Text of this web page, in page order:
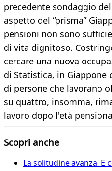
precedente sondaggio
aspetto del “prisma”
pensioni non sono
di vita dignitoso.
cercare una nuova
di Statistica, in Giappone
di persone che lavorano
su quattro, insomma,
lavoro dopo l'età
Scopri anche
La solitudine avanza. E